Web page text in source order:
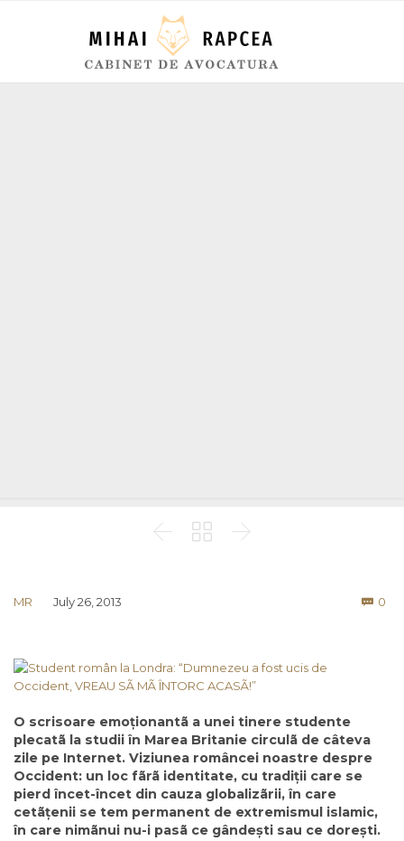
  
MR July 26, 2013  0
O scrisoare emoționantã a unei tinere studente
plecatã la studii în Marea Britanie circulã de câteva
zile pe Internet. Viziunea româncei noastre despre
Occident: un loc fãrã identitate, cu tradiții care se
pierd încet-încet din cauza globalizãrii, în care
cetãțenii se tem permanent de extremismul islamic,
în care nimãnui nu-i pasã ce gândești sau ce dorești.